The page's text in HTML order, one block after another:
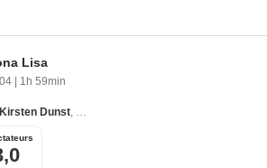
Lisa
1h 59min
Kirsten Dunst, Julia Stiles